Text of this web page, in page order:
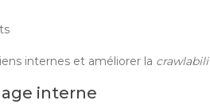
internes et améliorer la
interne